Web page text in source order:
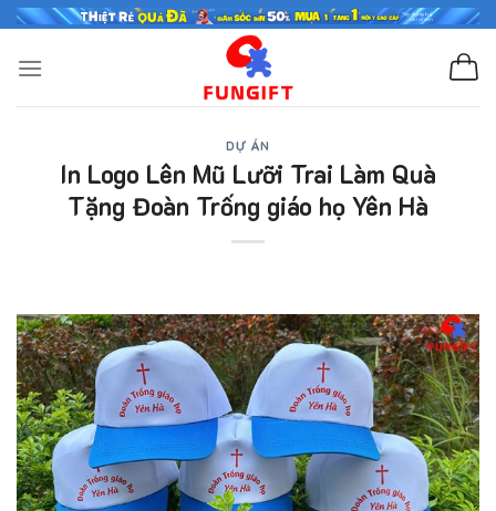
Skip
content
DỰ ÁN
In Logo Lên Mũ Lưỡi Trai Làm Quà
Tặng Đoàn Trống giáo họ Yên Hà